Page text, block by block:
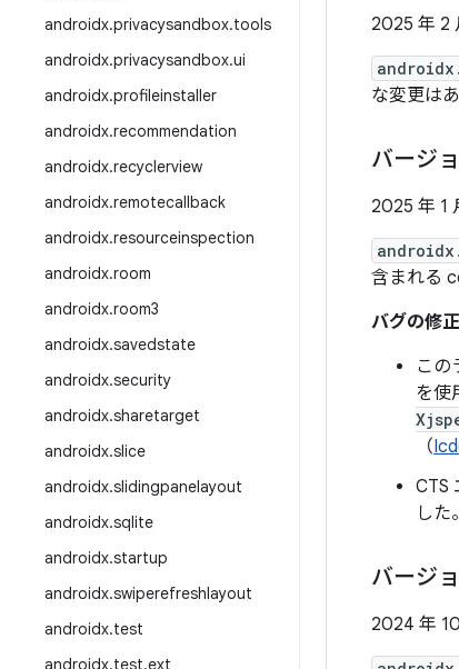
androidx.privacysandbox.tools
androidx.privacysandbox.ui
androidx.profileinstaller
androidx.recommendation
androidx.recyclerview
androidx.remotecallback
androidx.resourceinspection
androidx.room
androidx.room3
androidx.savedstate
androidx.security
androidx.sharetarget
androidx.slice
androidx.slidingpanelayout
androidx.sqlite
androidx.startup
androidx.swiperefreshlayout
androidx.test
androidx.test.ext
2025 年 2
な変更は
バージ
2025 年 1
含まれる
バグの修正
この
を使
（
CTS
した。
バージ
2024 年